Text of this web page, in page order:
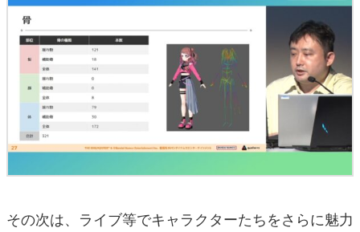
その次は、ライブ等でキャラクターたちをさらに魅力